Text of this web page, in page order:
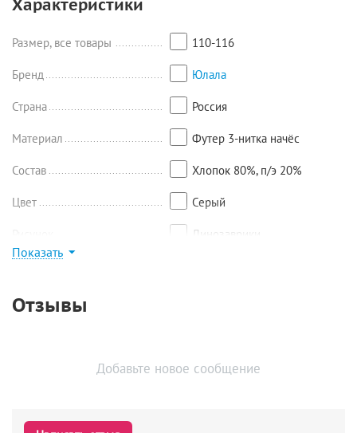
Характеристики
Размер, все товары 110-116
Бренд Юлала
Страна Россия
Материал Футер 3-нитка начёс
Состав Хлопок 80%, п/э 20%
Цвет Серый
Динозаврики
Показать
Отзывы
Добавьте новое сообщение